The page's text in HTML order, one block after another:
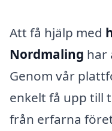
Att få hjälp med
Nordmaling har
Genom vår
enkelt få upp till
från erfarna